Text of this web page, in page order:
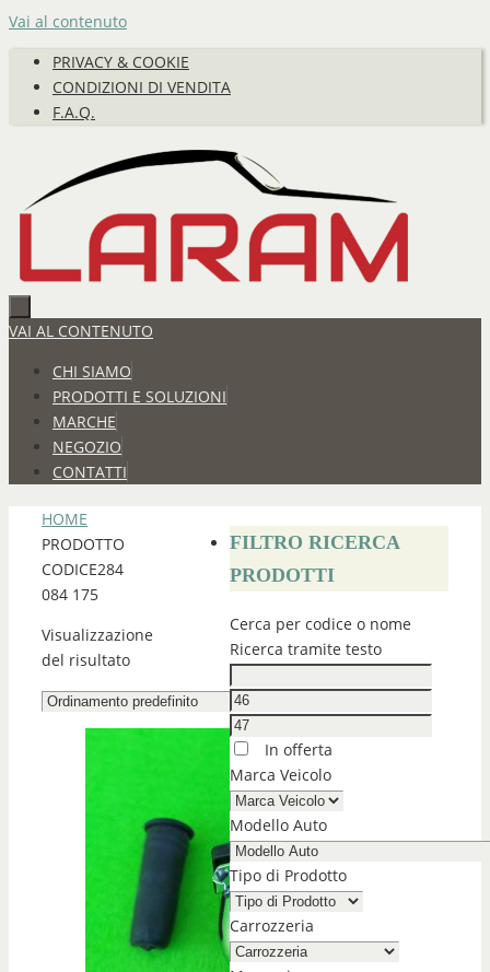
Vai al contenuto
PRIVACY & COOKIE
CONDIZIONI DI VENDITA
F.A.Q.
VAI AL CONTENUTO
CHI SIAMO
PRODOTTI E SOLUZIONI
MARCHE
NEGOZIO
CONTATTI
HOME
PRODOTTO
CODICE284
084 175
Visualizzazione
del risultato
FILTRO RICERCA
PRODOTTI
Cerca per codice o nome
Ricerca tramite testo
In offerta
Marca Veicolo
Modello Auto
Tipo di Prodotto
Carrozzeria